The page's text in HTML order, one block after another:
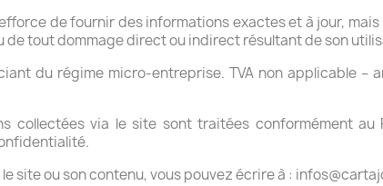
de fournir des informations exactes et à jour,
de tout dommage direct ou indirect résultant de son
du régime micro‑entreprise. TVA non applicable
collectées via le site sont traitées conformément au
site ou son contenu, vous pouvez écrire à :